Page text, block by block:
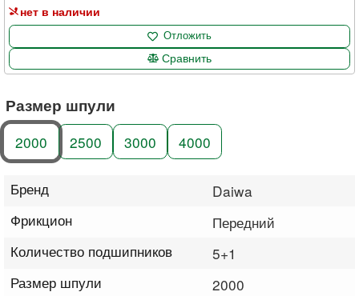
Размер шпули
2000 2500 3000 4000
Бренд
Daiwa
Фрикцион
Передний
Количество подшипников
5+1
Размер шпули
2000
нет в наличии
Отложить
Сравнить